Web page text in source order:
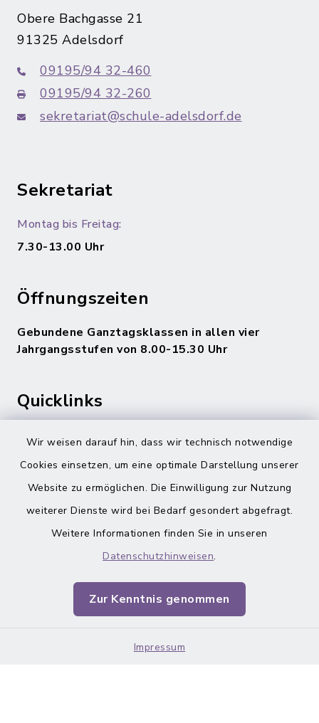
Wir weisen darauf hin, dass wir technisch notwendige
Cookies einsetzen, um eine optimale Darstellung unserer
Website zu ermöglichen. Die Einwilligung zur Nutzung
weiterer Dienste wird bei Bedarf gesondert abgefragt.
Weitere Informationen finden Sie in unseren
Datenschutzhinweisen.
Zur Kenntnis genommen
Impressum
Obere Bachgasse 21
91325 Adelsdorf
09195/94 32-460
09195/94 32-260
sekretariat@schule-adelsdorf.de
Sekretariat
Montag bis Freitag:
7.30-13.00 Uhr
Öffnungszeiten
Gebundene Ganztagsklassen in allen vier
Jahrgangsstufen von 8.00-15.30 Uhr
Quicklinks
Gemeinde Adelsdorf
inixmedia
Datenschutz
Impressum